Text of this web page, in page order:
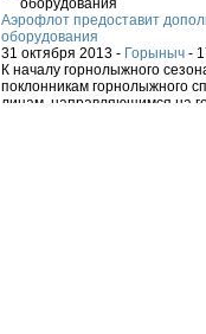
Аэрофлот предоставит
оборудования
31 октября 2013 - Горыныч -
К началу горнолыжного
поклонникам горнолыжного
лицам, направляющимся на